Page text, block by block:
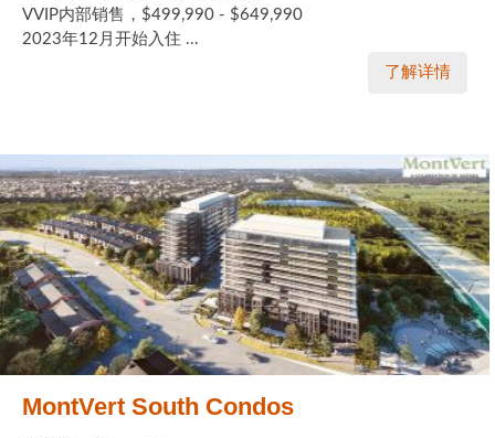
VVIP内部销售，$499,990 - $649,990
2023年12月开始入住 ...
了解详情
MontVert South Condos